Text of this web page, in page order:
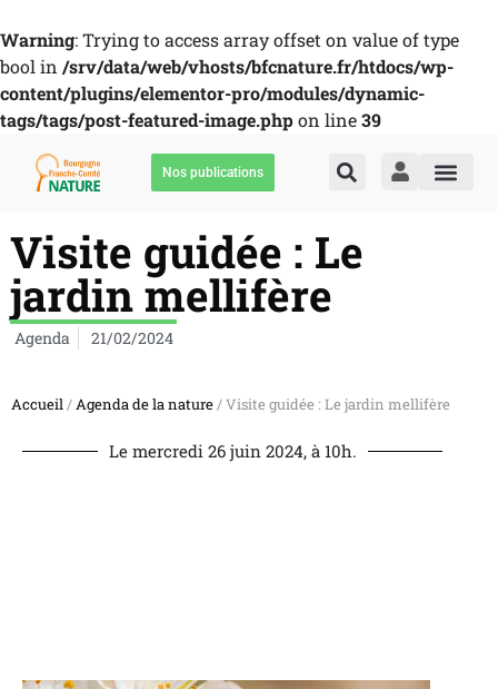
Warning: Trying to access array offset on value of type
bool in /srv/data/web/vhosts/bfcnature.fr/htdocs/wp-
content/plugins/elementor-pro/modules/dynamic-
tags/tags/post-featured-image.phpon line39
Nos publications
Visite guidée : Le
jardin mellifère
Agenda 21/02/2024
Accueil/Agenda de la nature/ Visite guidée : Le jardin mellifère
Le mercredi 26 juin 2024, à 10h.